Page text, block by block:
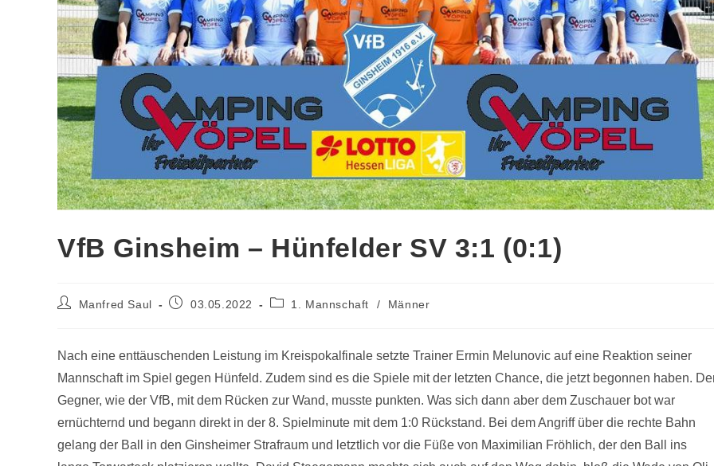
VfB Ginsheim – Hünfelder SV 3:1 (0:1)
Manfred Saul 03.05.2022 1. Mannschaft / Männer
Nach eine enttäuschenden Leistung im Kreispokalfinale setzte Trainer Ermin Melunovic auf eine Reaktion seiner
Mannschaft im Spiel gegen Hünfeld. Zudem sind es die Spiele mit der letzten Chance, die jetzt begonnen haben.
Gegner, wie der VfB, mit dem Rücken zur Wand, musste punkten. Was sich dann aber dem Zuschauer bot war
ernüchternd und begann direkt in der 8. Spielminute mit dem 1:0 Rückstand. Bei dem Angriff über die rechte Bahn
gelang der Ball in den Ginsheimer Strafraum und letztlich vor die Füße von Maximilian Fröhlich, der den Ball ins